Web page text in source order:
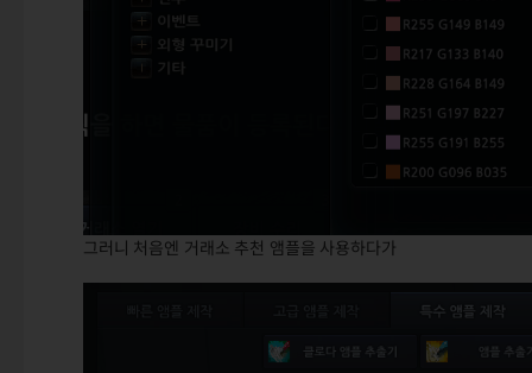
그러니 처음엔 거래소 추천 앰플을 사용하다가